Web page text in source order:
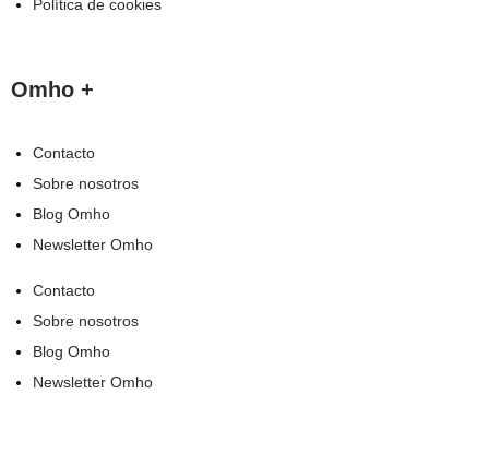
Política de cookies
Omho +
Contacto
Sobre nosotros
Blog Omho
Newsletter Omho
Contacto
Sobre nosotros
Blog Omho
Newsletter Omho